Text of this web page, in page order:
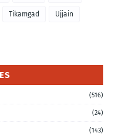
Tikamgad Ujjain
(516)
(24)
(143)